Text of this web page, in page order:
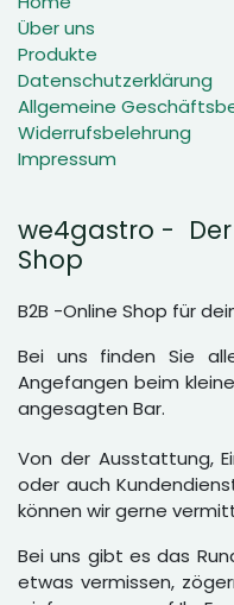
Über uns
Produkte
Datenschutzerklärung
Allgemeine
Widerrufsbelehrung
Impressum
we4gastro -
Shop
B2B -Online Shop für
Bei uns finden Sie
Angefangen beim
angesagten Bar.
Von der Ausstattung,
oder auch
können wir gerne
Bei uns gibt es das
etwas vermissen,